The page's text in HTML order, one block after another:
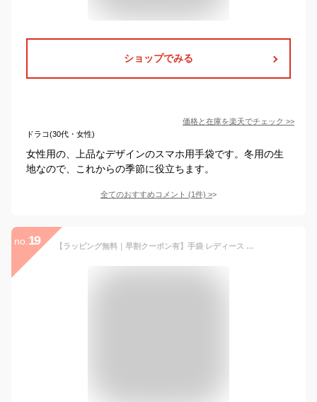
ショップでみる
価格と在庫を楽天でチェック >>
ドラコ(30代・女性)
女性用の、上品なデザインのスマホ用手袋です。冬用の生
地なので、これからの季節に役立ちます。
全てのおすすめコメント (1件) >
no. 19 【ラッピング無料｜早割クーポン有】手袋 レディース スマホ対応 革手袋 Attivo [全4色/全3サイズ] [ATKU036] レザー手袋 グローブ 暖かい 防風 シープスキン 女性 本革 レザー 秋冬 防寒対策 おしゃれ 無地 シンプル プレゼント